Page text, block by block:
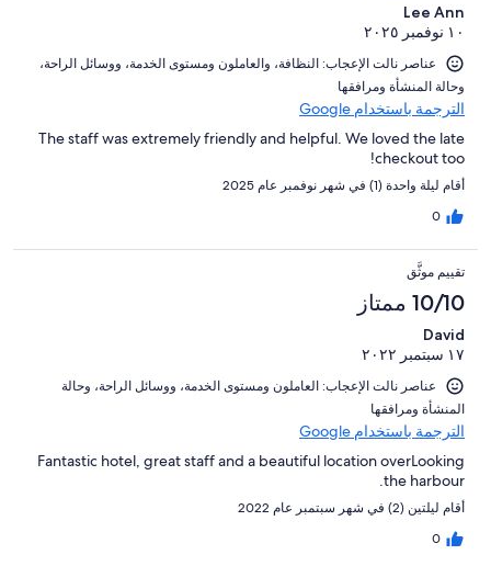
Lee Ann
١٠ نوفمبر ٢٠٢٥
عناصر نالت الإعجاب: ⁦النظافة⁩، و⁦العاملون ومستوى الخدمة⁩، و⁦وسائل الراحة⁩،
و⁦حالة المنشأة ومرافقها⁩
الترجمة باستخدام Google
The staff was extremely friendly and helpful. We loved the late
checkout too!
أقام ليلة واحدة (1) في شهر نوفمبر عام 2025
0
تقييم موثَّق
10/10 ممتاز
David
١٧ سبتمبر ٢٠٢٢
عناصر نالت الإعجاب: ⁦العاملون ومستوى الخدمة⁩، و⁦وسائل الراحة⁩، و⁦حالة
المنشأة ومرافقها⁩
الترجمة باستخدام Google
Fantastic hotel, great staff and a beautiful location overLooking
the harbour.
أقام ليلتين (2) في شهر سبتمبر عام 2022
0